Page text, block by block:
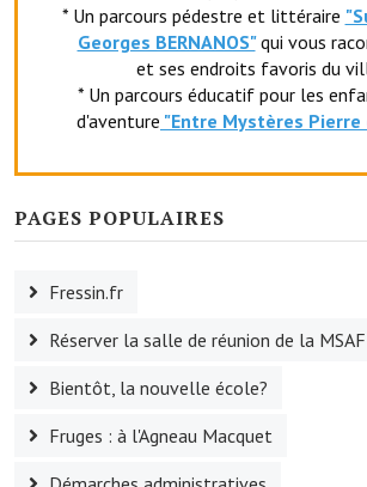
Les foulées Fressinoises
Fêtes et manifestations
Le calendrier annuel
Liste et coordonnées des associations
TOURISME, PATRIMOINE
Fressin, ville d'histoire
L'église
Les panneaux du patrimoine
Le château
Georges Bernanos
* Un parcours pédestre et littéraire
Georges BERNANOS" qui vous
et ses endroits favoris du
* Un parcours éducatif pour les
d'aventure "Entre Mystères Pierre
PAGES POPULAIRES
Fressin.fr
Réserver la salle de réunion de la MSAF
Bientôt, la nouvelle école?
Fruges : à l'Agneau Macquet